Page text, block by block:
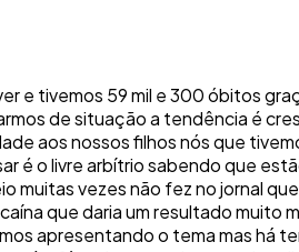
e tivemos 59 mil e 300 óbitos
de situação a tendência é
aos nossos filhos nós que
é o livre arbítrio sabendo que
muitas vezes não fez no jornal
que daria um resultado muito
apresentando o tema mas há